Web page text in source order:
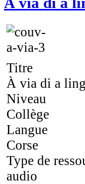
Titre
À via di a
Niveau
Collège
Langue
Corse
Type de
audio